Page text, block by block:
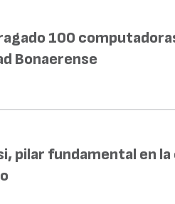
100
Bonaerense
pilar fundamental en